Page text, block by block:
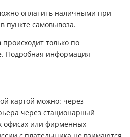
оплатить наличными при
пункте самовывоза.
происходит только по
Подробная информация
картой можно: через
через стационарный
офисах или фирменных